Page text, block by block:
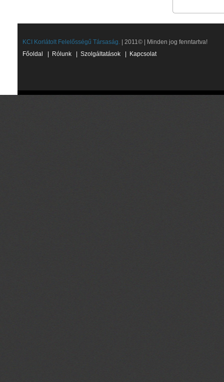
KCI Korlátolt Felelősségű Társaság. | 2011© | Minden jog fenntartva!
Főoldal
Rólunk Szolgáltatások Kapcsolat